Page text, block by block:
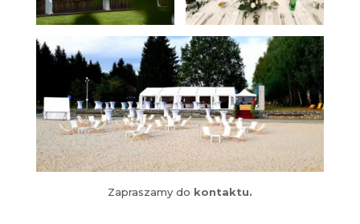
Zapraszamy do kontaktu.